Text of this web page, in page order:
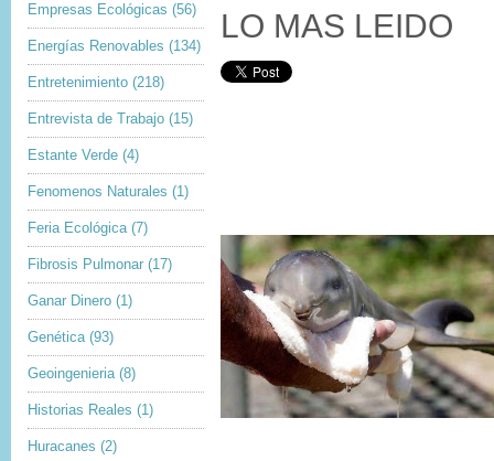
Empresas Ecológicas (56)
Energías Renovables (134)
Entretenimiento (218)
Entrevista de Trabajo (15)
Estante Verde (4)
Fenomenos Naturales (1)
Feria Ecológica (7)
Fibrosis Pulmonar (17)
Ganar Dinero (1)
Genética (93)
Geoingenieria (8)
Historias Reales (1)
Huracanes (2)
LO MAS LEIDO